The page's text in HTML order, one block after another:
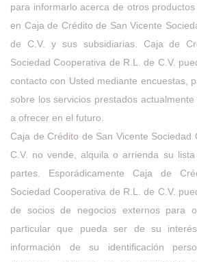
para informarlo acerca de otros
en Caja de Crédito de San Vicente
de C.V. y sus subsidiarias. Caja de
Sociedad Cooperativa de R.L. de C.V.
contacto con Usted mediante encuestas,
sobre los servicios prestados
a ofrecer en el futuro.
Caja de Crédito de San Vicente Sociedad
C.V. no vende, alquila o arrienda su
partes. Esporádicamente Caja de
Sociedad Cooperativa de R.L. de C.V.
de socios de negocios externos para
particular que pueda ser de su
información de su identificación